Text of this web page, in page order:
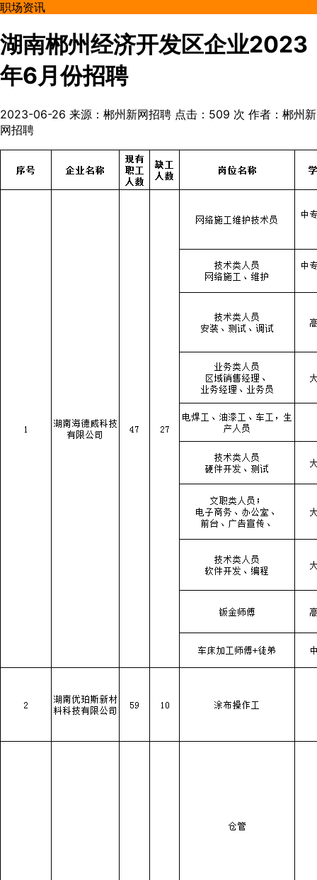
职场资讯
湖南郴州经济开发区企业2023
年6月份招聘
2023-06-26 来源：郴州新网招聘 点击： 509 次 作者：郴州新
网招聘